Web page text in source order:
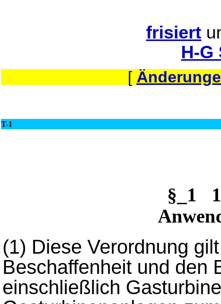
frisiert
H-G
[
T-1
§_1
(1) Diese Verordnung
Beschaffenheit und den
einschließlich